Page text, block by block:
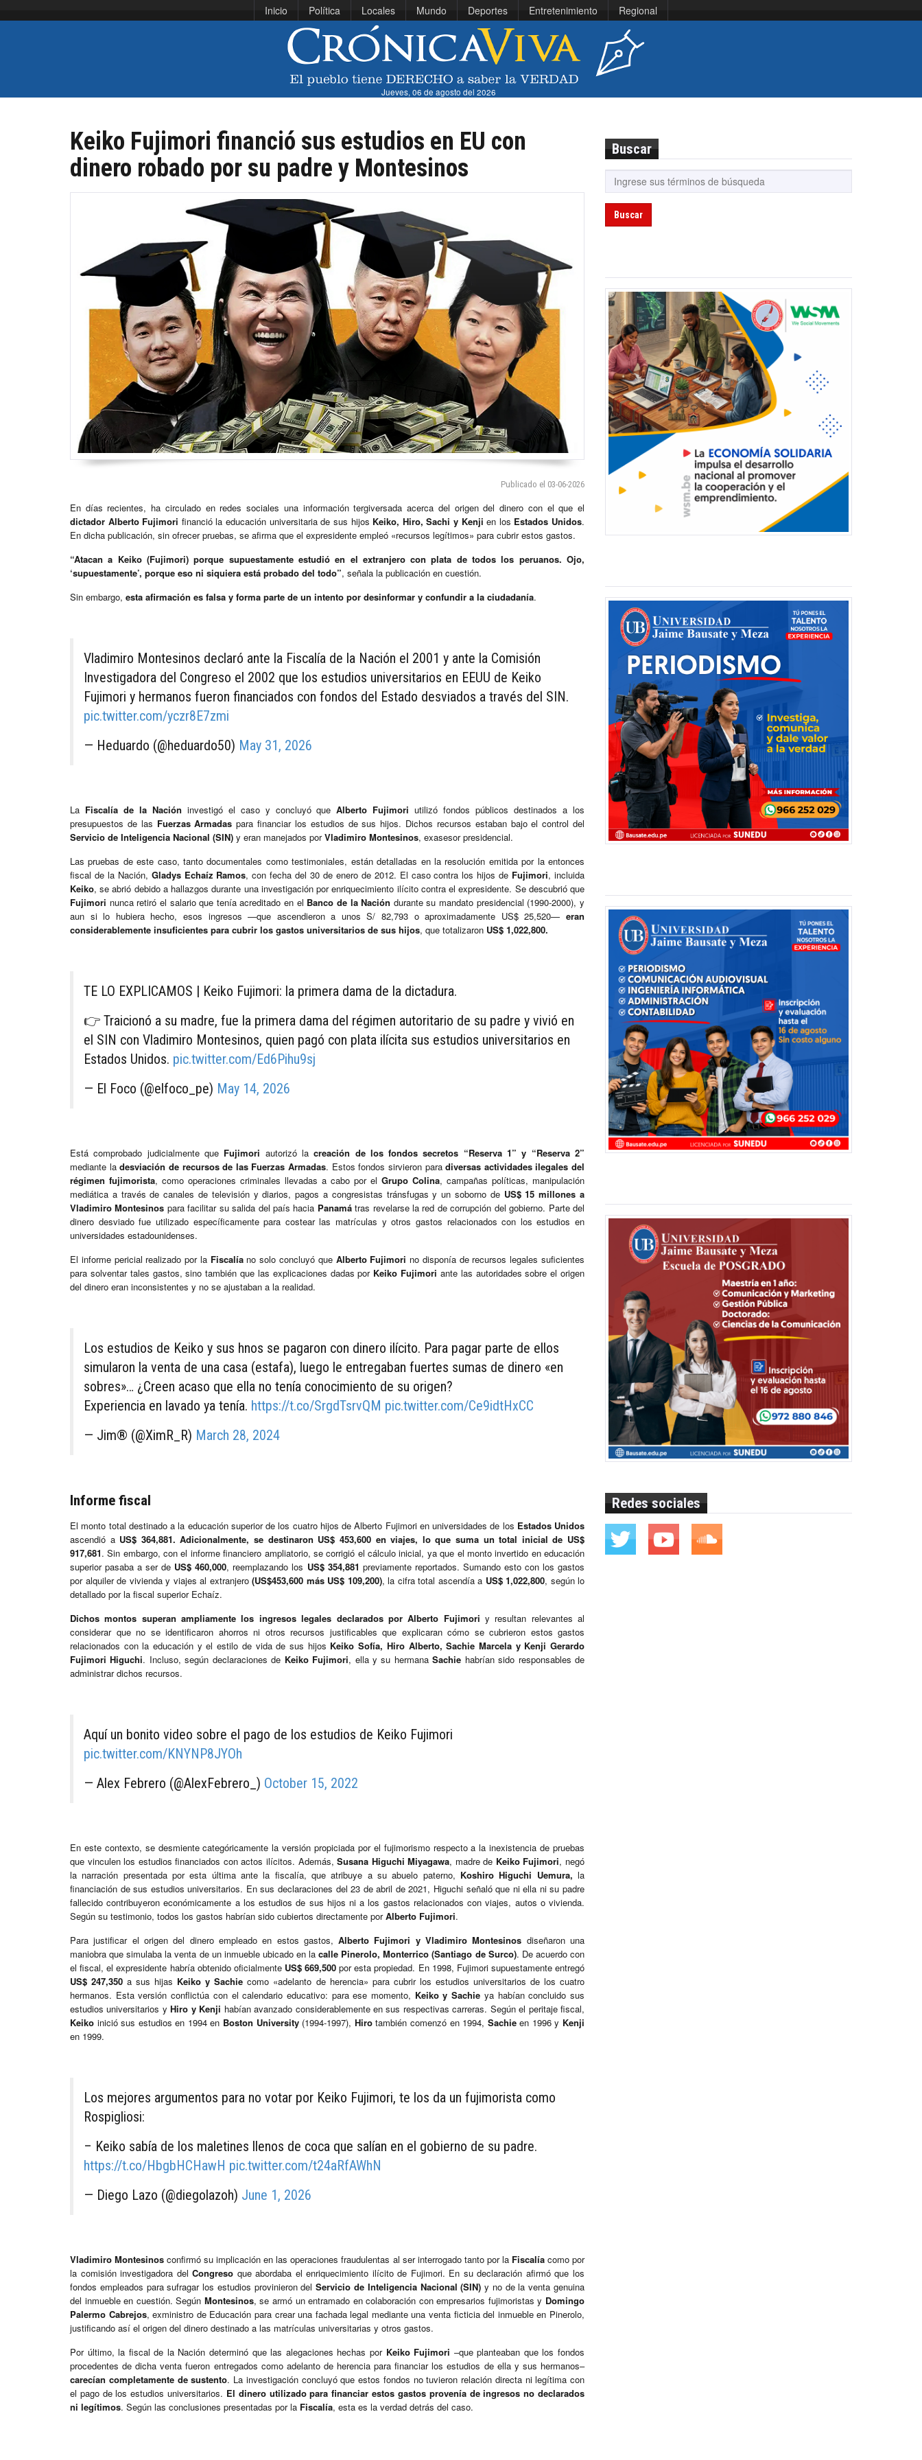
Inicio Política Locales Mundo Deportes Entretenimiento Regional
Jueves, 06 de agosto del 2026
Keiko Fujimori financió sus estudios en EU con
dinero robado por su padre y Montesinos
Publicado el 03-06-2026
En días recientes, ha circulado en redes sociales una información tergiversada acerca del origen del dinero con el que el
dictador Alberto Fujimori financió la educación universitaria de sus hijos Keiko, Hiro, Sachi y Kenji en los Estados Unidos.
En dicha publicación, sin ofrecer pruebas, se afirma que el expresidente empleó «recursos legítimos» para cubrir estos gastos.
“Atacan a Keiko (Fujimori) porque supuestamente estudió en el extranjero con plata de todos los peruanos. Ojo,
‘supuestamente’, porque eso ni siquiera está probado del todo”, señala la publicación en cuestión.
Sin embargo, esta afirmación es falsa y forma parte de un intento por desinformar y confundir a la ciudadanía.
Vladimiro Montesinos declaró ante la Fiscalía de la Nación el 2001 y ante la Comisión
Investigadora del Congreso el 2002 que los estudios universitarios en EEUU de Keiko
Fujimori y hermanos fueron financiados con fondos del Estado desviados a través del SIN.
pic.twitter.com/yczr8E7zmi
— Heduardo (@heduardo50) May 31, 2026
La Fiscalía de la Nación investigó el caso y concluyó queAlberto Fujimori utilizó fondos públicos destinados a los
presupuestos de las Fuerzas Armadas para financiar los estudios de sus hijos. Dichos recursos estaban bajo el control del
Servicio de Inteligencia Nacional (SIN) y eran manejados porVladimiro Montesinos, exasesor presidencial.
Las pruebas de este caso, tanto documentales como testimoniales, están detalladas en la resolución emitida por la entonces
fiscal de la Nación, Gladys Echaíz Ramos, con fecha del 30 de enero de 2012. El caso contra los hijos de Fujimori, incluida
Keiko, se abrió debido a hallazgos durante una investigación por enriquecimiento ilícito contra el expresidente. Se descubrió que
Fujimori nunca retiró el salario que tenía acreditado en el Banco de la Nación durante su mandato presidencial (1990-2000), y
aun si lo hubiera hecho, esos ingresos —que ascendieron a unos S/ 82,793 o aproximadamente US$ 25,520— eran
considerablemente insuficientes para cubrir los gastos universitarios de sus hijos, que totalizaron US$ 1,022,800.
TE LO EXPLICAMOS | Keiko Fujimori: la primera dama de la dictadura.
👉 Traicionó a su madre, fue la primera dama del régimen autoritario de su padre y vivió en
el SIN con Vladimiro Montesinos, quien pagó con plata ilícita sus estudios universitarios en
Estados Unidos. pic.twitter.com/Ed6Pihu9sj
— El Foco (@elfoco_pe) May 14, 2026
Está comprobado judicialmente que Fujimori autorizó lacreación de los fondos secretos “Reserva 1” y “Reserva 2”
mediante ladesviación de recursos de las Fuerzas Armadas. Estos fondos sirvieron paradiversas actividades ilegales del
régimen fujimorista, como operaciones criminales llevadas a cabo por el Grupo Colina, campañas políticas, manipulación
mediática a través de canales de televisión y diarios, pagos a congresistas tránsfugas y un soborno de US$ 15 millones a
Vladimiro Montesinos para facilitar su salida del país hacia Panamátras revelarse la red de corrupción del gobierno. Parte del
dinero desviado fue utilizado específicamente para costear las matrículas y otros gastos relacionados con los estudios en
universidades estadounidenses.
El informe pericial realizado por la Fiscalíano solo concluyó que Alberto Fujimori no disponía de recursos legales suficientes
para solventar tales gastos, sino también que las explicaciones dadas por Keiko Fujimori ante las autoridades sobre el origen
del dinero eran inconsistentes y no se ajustaban a la realidad.
Los estudios de Keiko y sus hnos se pagaron con dinero ilícito. Para pagar parte de ellos
simularon la venta de una casa (estafa), luego le entregaban fuertes sumas de dinero «en
sobres»… ¿Creen acaso que ella no tenía conocimiento de su origen?
Experiencia en lavado ya tenía. https://t.co/SrgdTsrvQM pic.twitter.com/Ce9idtHxCC
— Jim® (@XimR_R) March 28, 2024
Informe fiscal
El monto total destinado a la educación superior de los cuatro hijos de Alberto Fujimori en universidades de los Estados Unidos
ascendió a US$ 364,881. Adicionalmente, se destinaron US$ 453,600 en viajes, lo que suma un total inicial de US$
917,681. Sin embargo, con el informe financiero ampliatorio, se corrigió el cálculo inicial, ya que el monto invertido en educación
superior pasaba a ser de US$ 460,000, reemplazando los US$ 354,881 previamente reportados. Sumando esto con los gastos
por alquiler de vivienda y viajes al extranjero (US$453,600 más US$ 109,200), la cifra total ascendía a US$ 1,022,800, según lo
detallado por la fiscal superior Echaíz.
Dichos montos superan ampliamente los ingresos legales declarados por Alberto Fujimori y resultan relevantes al
considerar que no se identificaron ahorros ni otros recursos justificables que explicaran cómo se cubrieron estos gastos
relacionados con la educación y el estilo de vida de sus hijos Keiko Sofía, Hiro Alberto, Sachie Marcela y Kenji Gerardo
Fujimori Higuchi. Incluso, según declaraciones de Keiko Fujimori, ella y su hermanaSachie habrían sido responsables de
administrar dichos recursos.
Aquí un bonito video sobre el pago de los estudios de Keiko Fujimori
pic.twitter.com/KNYNP8JYOh
— Alex Febrero (@AlexFebrero_) October 15, 2022
En este contexto, se desmiente categóricamente la versión propiciada por el fujimorismo respecto a la inexistencia de pruebas
que vinculen los estudios financiados con actos ilícitos. Además,Susana Higuchi Miyagawa, madre de Keiko Fujimori, negó
la narración presentada por esta última ante la fiscalía, que atribuye a su abuelo paterno, Koshiro Higuchi Uemura, la
financiación de sus estudios universitarios. En sus declaraciones del 23 de abril de 2021, Higuchi señaló que ni ella ni su padre
fallecido contribuyeron económicamente a los estudios de sus hijos ni a los gastos relacionados con viajes, autos o vivienda.
Según su testimonio, todos los gastos habrían sido cubiertos directamente porAlberto Fujimori.
Para justificar el origen del dinero empleado en estos gastos,Alberto Fujimori y Vladimiro Montesinos diseñaron una
maniobra que simulaba la venta de un inmueble ubicado en lacalle Pinerolo, Monterrico (Santiago de Surco). De acuerdo con
el fiscal, el expresidente habría obtenido oficialmente US$ 669,500 por esta propiedad. En 1998, Fujimori supuestamente entregó
US$ 247,350 a sus hijas Keiko y Sachie como «adelanto de herencia» para cubrir los estudios universitarios de los cuatro
hermanos. Esta versión conflictúa con el calendario educativo: para ese momento, Keiko y Sachie ya habían concluido sus
estudios universitarios yHiro y Kenji habían avanzado considerablemente en sus respectivas carreras. Según el peritaje fiscal,
Keiko inició sus estudios en 1994 en Boston University(1994-1997), Hirotambién comenzó en 1994, Sachieen 1996 y Kenji
en 1999.
Los mejores argumentos para no votar por Keiko Fujimori, te los da un fujimorista como
Rospigliosi:
– Keiko sabía de los maletines llenos de coca que salían en el gobierno de su padre.
https://t.co/HbgbHCHawH pic.twitter.com/t24aRfAWhN
— Diego Lazo (@diegolazoh) June 1, 2026
Vladimiro Montesinos confirmó su implicación en las operaciones fraudulentas al ser interrogado tanto por la Fiscalíacomo por
la comisión investigadora delCongreso que abordaba el enriquecimiento ilícito de Fujimori. En su declaración afirmó que los
fondos empleados para sufragar los estudios provinieron delServicio de Inteligencia Nacional (SIN) y no de la venta genuina
del inmueble en cuestión. Según Montesinos, se armó un entramado en colaboración con empresarios fujimoristas y Domingo
Palermo Cabrejos, exministro de Educación para crear una fachada legal mediante una venta ficticia del inmueble en Pinerolo,
justificando así el origen del dinero destinado a las matrículas universitarias y otros gastos.
Por último, la fiscal de la Nación determinó que las alegaciones hechas por Keiko Fujimori –que planteaban que los fondos
procedentes de dicha venta fueron entregados como adelanto de herencia para financiar los estudios de ella y sus hermanos–
carecían completamente de sustento. La investigación concluyó que estos fondos no tuvieron relación directa ni legítima con
el pago de los estudios universitarios. El dinero utilizado para financiar estos gastos provenía de ingresos no declarados
ni legítimos. Según las conclusiones presentadas por la Fiscalía, esta es la verdad detrás del caso.
Buscar
Buscar
Redes sociales